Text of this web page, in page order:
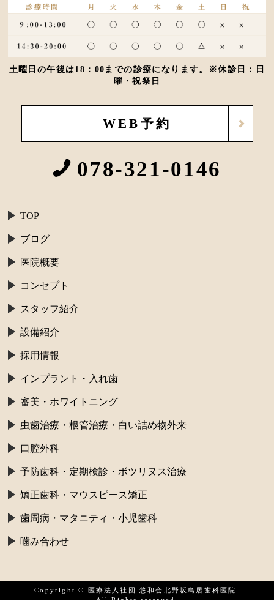
土曜日の午後は18：00までの診療になります。※休診日：日
曜・祝祭日
WEB予約
078-321-0146
TOP
ブログ
医院概要
コンセプト
スタッフ紹介
設備紹介
採用情報
インプラント・入れ歯
審美・ホワイトニング
虫歯治療・根管治療・白い詰め物外来
口腔外科
予防歯科・定期検診・ボツリヌス治療
矯正歯科・マウスピース矯正
歯周病・マタニティ・小児歯科
噛み合わせ
Copyright © 医療法人社団 悠和会北野坂鳥居歯科医院.